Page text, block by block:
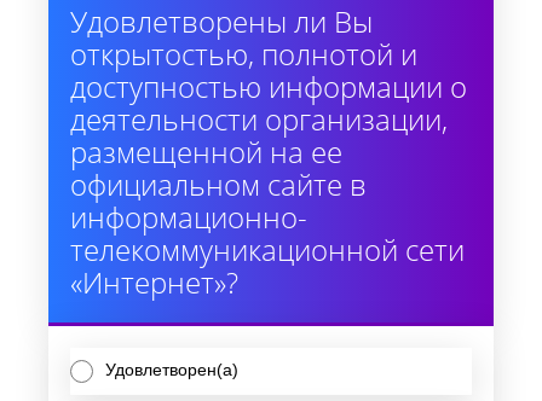
Удовлетворены ли Вы
открытостью, полнотой и
доступностью информации о
деятельности организации,
размещенной на ее
официальном сайте в
информационно-
телекоммуникационной сети
«Интернет»?
Удовлетворен(а)